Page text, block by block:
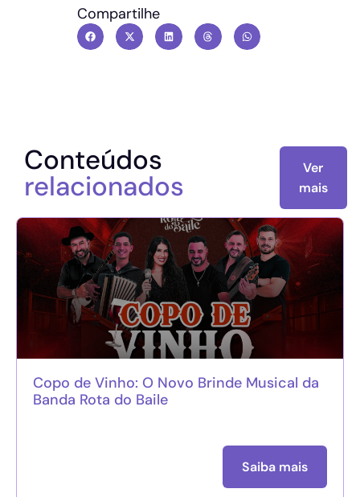
Compartilhe
Conteúdos
relacionados
Ver
mais
Copo de Vinho: O Novo Brinde Musical da
Banda Rota do Baile
Saiba mais